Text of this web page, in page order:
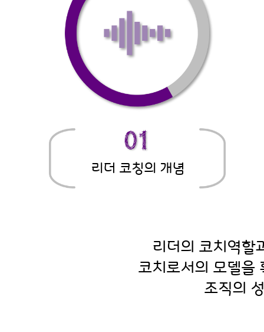
리더 코칭의 개념
리더의 코치역할
코치로서의 모델을
조직의